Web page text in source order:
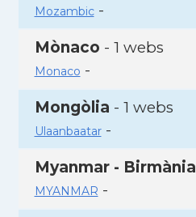
Mozambic-
Mònaco - 1 webs
Monaco -
Mongòlia - 1 webs
Ulaanbaatar-
Myanmar - Birmània
MYANMAR -